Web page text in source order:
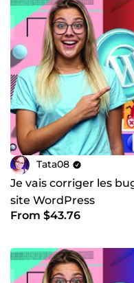
Tata08
Je vais corriger les
site WordPress
From $43.76